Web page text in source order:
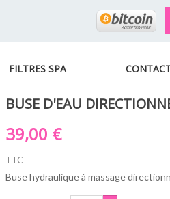
FILTRES SPA
BUSE D'EAU
39,00 €
TTC
Buse hydraulique à massage